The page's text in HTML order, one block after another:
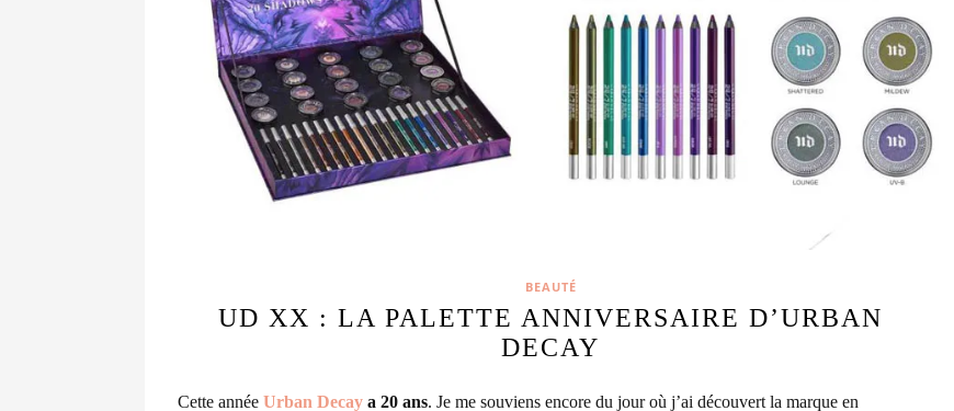
BEAUTÉ
UD XX : LA PALETTE ANNIVERSAIRE D’URBAN
DECAY
Cette année Urban Decay a 20 ans. Je me souviens encore du jour où j’ai découvert la marque en